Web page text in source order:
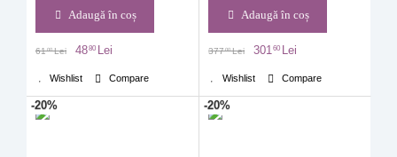
Adaugă în coș
6100 Lei 4880 Lei
Wishlist Compare
Adaugă în coș
377 00 Lei 301 60 Lei
Wishlist Compare
-20% -20%